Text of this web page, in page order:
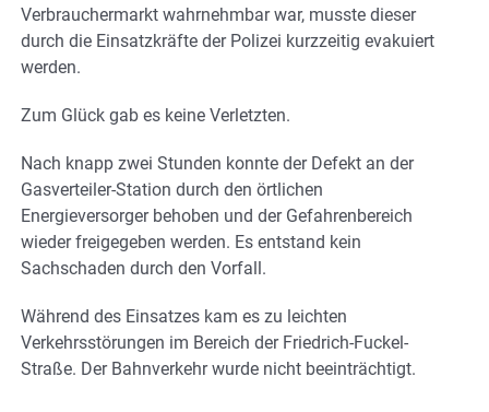
Verbrauchermarkt wahrnehmbar war, musste dieser
durch die Einsatzkräfte der Polizei kurzzeitig evakuiert
werden.
Zum Glück gab es keine Verletzten.
Nach knapp zwei Stunden konnte der Defekt an der
Gasverteiler-Station durch den örtlichen
Energieversorger behoben und der Gefahrenbereich
wieder freigegeben werden. Es entstand kein
Sachschaden durch den Vorfall.
Während des Einsatzes kam es zu leichten
Verkehrsstörungen im Bereich der Friedrich-Fuckel-
Straße. Der Bahnverkehr wurde nicht beeinträchtigt.